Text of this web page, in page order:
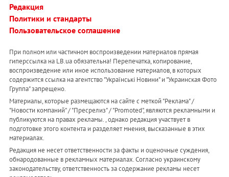
Редакция
Политики и стандарты
Пользовательское соглашение
При полном или частичном воспроизведении материалов прямая
гиперссылка на LB.ua обязательна! Перепечатка, копирование,
воспроизведение или иное использование материалов, в которых
содержится ссылка на агентство "Українськi Новини" и "Украинская Фото
Группа" запрещено.
Материалы, которые размещаются на сайте с меткой "Реклама" /
"Новости компаний" / "Пресрелиз" / "Promoted", являются рекламными и
публикуются на правах рекламы. , однако редакция участвует в
подготовке этого контента и разделяет мнения, высказанные в этих
материалах.
Редакция не несет ответственности за факты и оценочные суждения,
обнародованные в рекламных материалах. Согласно украинскому
законодательству, ответственность за содержание рекламы несет